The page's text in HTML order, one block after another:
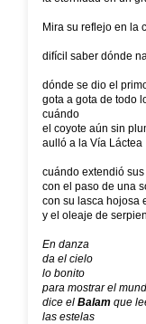
Mira su reflejo en la
difícil saber dónde
dónde se dio el
gota a gota de todo
cuándo
el coyote aún sin
aulló a la Vía Láctea
cuándo extendió
con el paso de una
con su lasca hojosa
y el oleaje de
En danza
da el cielo
lo bonito
para mostrar el
dice el Balamque
las estelas